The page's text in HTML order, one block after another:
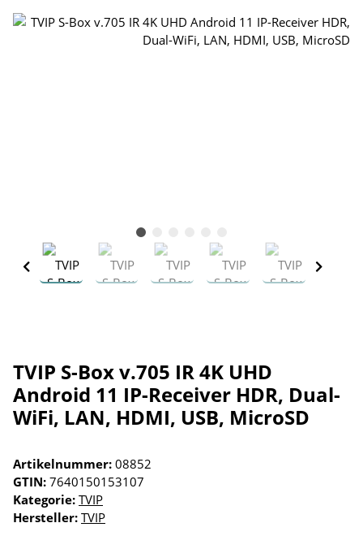
TVIP S-Box v.705 IR 4K UHD
Android 11 IP-Receiver HDR, Dual-
WiFi, LAN, HDMI, USB, MicroSD
Artikelnummer: 08852
GTIN: 7640150153107
Kategorie: TVIP
Hersteller: TVIP